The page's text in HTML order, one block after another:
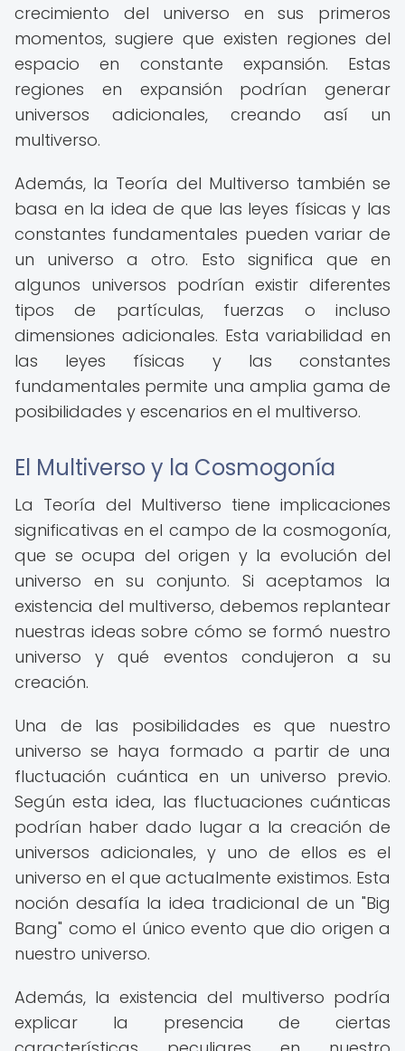
crecimiento del universo en sus primeros
momentos, sugiere que existen regiones del
espacio en constante expansión. Estas
regiones en expansión podrían generar
universos adicionales, creando así un
multiverso.
Además, la Teoría del Multiverso también se
basa en la idea de que las leyes físicas y las
constantes fundamentales pueden variar de
un universo a otro. Esto significa que en
algunos universos podrían existir diferentes
tipos de partículas, fuerzas o incluso
dimensiones adicionales. Esta variabilidad en
las leyes físicas y las constantes
fundamentales permite una amplia gama de
posibilidades y escenarios en el multiverso.
El Multiverso y la Cosmogonía
La Teoría del Multiverso tiene implicaciones
significativas en el campo de la cosmogonía,
que se ocupa del origen y la evolución del
universo en su conjunto. Si aceptamos la
existencia del multiverso, debemos replantear
nuestras ideas sobre cómo se formó nuestro
universo y qué eventos condujeron a su
creación.
Una de las posibilidades es que nuestro
universo se haya formado a partir de una
fluctuación cuántica en un universo previo.
Según esta idea, las fluctuaciones cuánticas
podrían haber dado lugar a la creación de
universos adicionales, y uno de ellos es el
universo en el que actualmente existimos. Esta
noción desafía la idea tradicional de un "Big
Bang" como el único evento que dio origen a
nuestro universo.
Además, la existencia del multiverso podría
explicar la presencia de ciertas